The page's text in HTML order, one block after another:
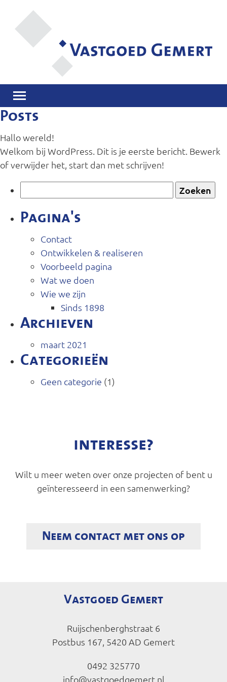
Posts
Hallo wereld!
Welkom bij WordPress. Dit is je eerste bericht. Bewerk
of verwijder het, start dan met schrijven!
naar:
Pagina's
Contact
Ontwikkelen & realiseren
Voorbeeld pagina
Wat we doen
Wie we zijn
Sinds 1898
Archieven
maart 2021
Categorieën
Geen categorie (1)
interesse?
Wilt u meer weten over onze projecten of bent u
geïnteresseerd in een samenwerking?
Neem contact met ons op
Vastgoed Gemert
Ruijschenberghstraat 6
Postbus 167, 5420 AD Gemert
0492 325770
info@vastgoedgemert.nl